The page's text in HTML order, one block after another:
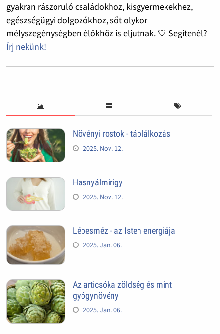
gyakran rászoruló családokhoz, kisgyermekekhez,
egészségügyi dolgozókhoz, sőt olykor
mélyszegénységben élőkhöz is eljutnak. 🤍 Segítenél?
Írj nekünk!
Növényi rostok - táplálkozás
2025. Nov. 12.
Hasnyálmirigy
2025. Nov. 12.
Lépesméz - az Isten energiája
2025. Jan. 06.
Az articsóka zöldség és mint
gyógynövény
2025. Jan. 06.